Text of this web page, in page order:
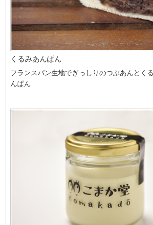
くるみあんぱん
フランスパン生地でぎっしりのつぶあんとく
んぱん